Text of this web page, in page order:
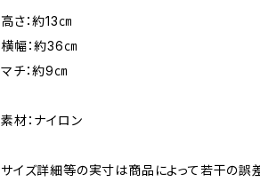
高さ：約13㎝
横幅：約36㎝
マチ：約9㎝
素材：ナイロン
サイズ詳細等の実寸は商品によって若干の